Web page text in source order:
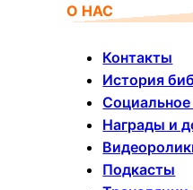
О НАС
Контакты
История
Социальное
Награды и
Подкасты